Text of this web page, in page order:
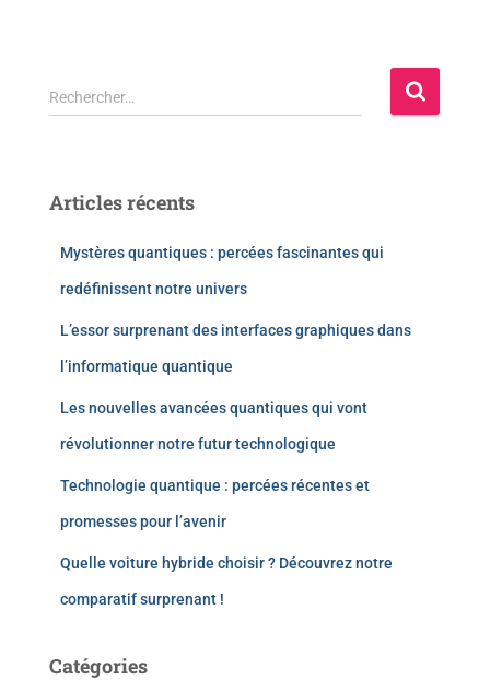
Rechercher…
Articles récents
Mystères quantiques : percées fascinantes qui
redéfinissent notre univers
L’essor surprenant des interfaces graphiques dans
l’informatique quantique
Les nouvelles avancées quantiques qui vont
révolutionner notre futur technologique
Technologie quantique : percées récentes et
promesses pour l’avenir
Quelle voiture hybride choisir ? Découvrez notre
comparatif surprenant !
Catégories